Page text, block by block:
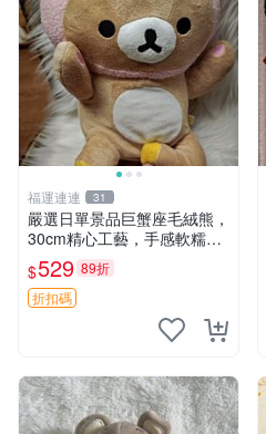
福運連連 31
嚴選日單景品巨蟹座毛絨熊，
30cm精心工藝，手感軟糯推
薦收藏送人 巨蟹座 毛絨玩具
精緻做工
$529 89折
折扣碼